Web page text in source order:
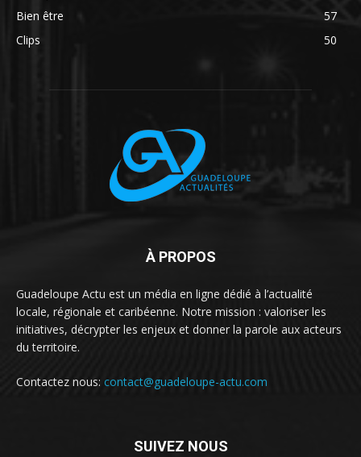
Bien être
57
Clips
50
À PROPOS
Guadeloupe Actu est un média en ligne dédié à l’actualité
locale, régionale et caribéenne. Notre mission : valoriser les
initiatives, décrypter les enjeux et donner la parole aux acteurs
du territoire.
Contactez nous: contact@guadeloupe-actu.com
SUIVEZ NOUS